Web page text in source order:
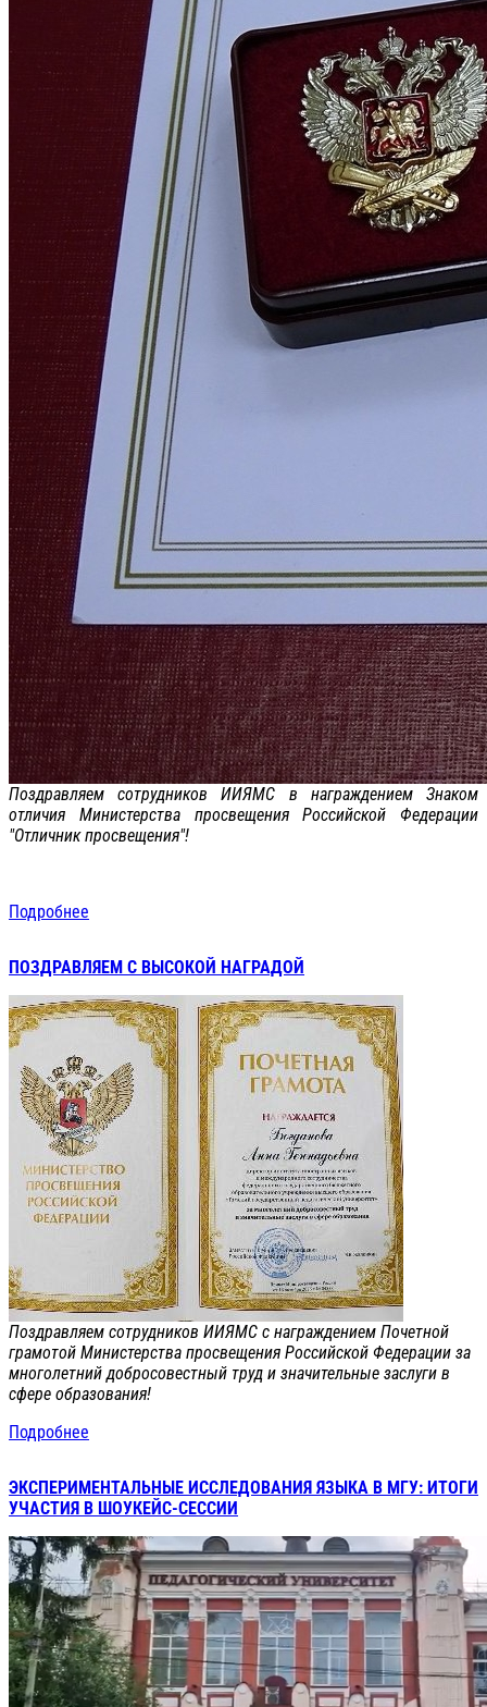
Поздравляем сотрудников ИИЯМС в награждением Знаком
отличия Министерства просвещения Российской Федерации
"Отличник просвещения"!
Подробнее
ПОЗДРАВЛЯЕМ С ВЫСОКОЙ НАГРАДОЙ
Поздравляем сотрудников ИИЯМС с награждением Почетной
грамотой Министерства просвещения Российской Федерации за
многолетний добросовестный труд и значительные заслуги в
сфере образования!
Подробнее
ЭКСПЕРИМЕНТАЛЬНЫЕ ИССЛЕДОВАНИЯ ЯЗЫКА В МГУ: ИТОГИ
УЧАСТИЯ В ШОУКЕЙС-СЕССИИ